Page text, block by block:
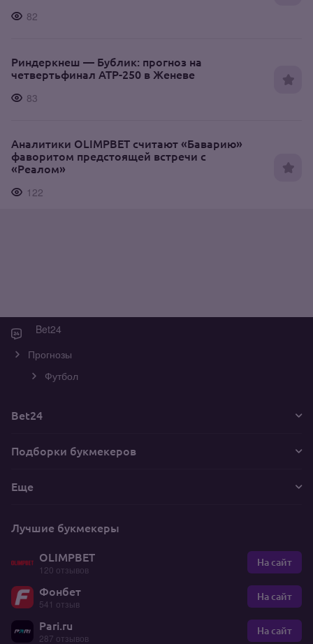
82
Риндеркнеш — Бублик: прогноз на
четвертьфинал ATP-250 в Женеве
83
Аналитики OLIMPBET считают «Баварию»
фаворитом предстоящей встречи с
«Реалом»
122
Bet24
Прогнозы
Футбол
Bet24
Подборки букмекеров
Еще
Лучшие букмекеры
OLIMPBET
120 отзывов
На сайт
Фонбет
541 отзыв
На сайт
Pari.ru
287 отзывов
На сайт